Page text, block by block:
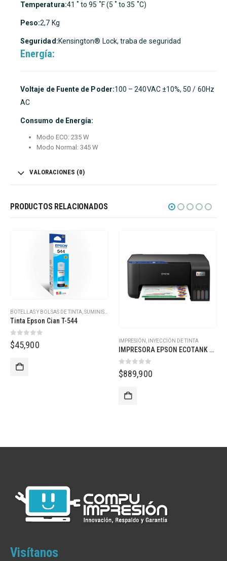
Temperatura:41 ˚ to 95 ˚F (5 ˚ to 35 ˚C)
Peso:2,7 Kg
Seguridad:Kensington® Lock, traba de seguridad
Energía:
Voltaje de Fuente de Poder:100 – 240VAC ±10%, 50 / 60Hz
AC
Consumo de Energía:
Modo ECO: 235 W
Modo Normal: 345 W
VALORACIONES (0)
PRODUCTOS RELACIONADOS
IMPRESIÓN,
out of 5
889,900
CABEZAL ,SUMINISTROS
CAJA DE MANTENIMIENTO EPSON F170 C1S3210125
0 out of 5
$155,000
Visítanos